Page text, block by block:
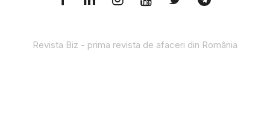
Revista Biz - prima revista de afaceri din România